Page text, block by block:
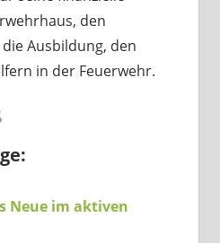
den
Ausbildung, den
in der Feuerwehr.
Neue im aktiven